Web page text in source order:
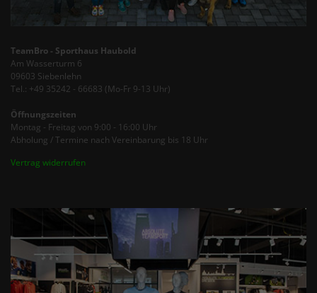
TeamBro - Sporthaus Haubold
Am Wasserturm 6
09603 Siebenlehn
Tel.: +49 35242 - 66683 (Mo-Fr 9-13 Uhr)
Öffnungszeiten
Montag - Freitag von 9:00 - 16:00 Uhr
Abholung / Termine nach Vereinbarung bis 18 Uhr
Vertrag widerrufen